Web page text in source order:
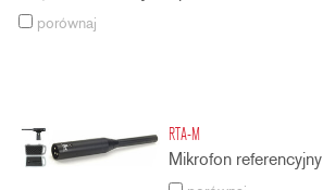
porównaj
RTA-M
Mikrofon referencyjny